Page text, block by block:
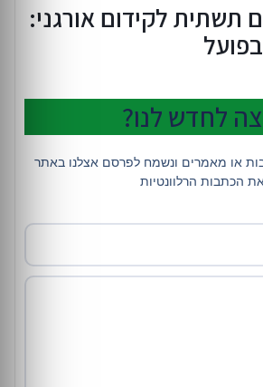
תשתית לקידום אורגני:
לחדש לנו?
או מאמרים ונשמח לפרסם אצלנו באתר
הכתבות הרלוונטיות